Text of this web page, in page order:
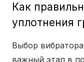
Как
уплотнения
Выбор
важный этап в